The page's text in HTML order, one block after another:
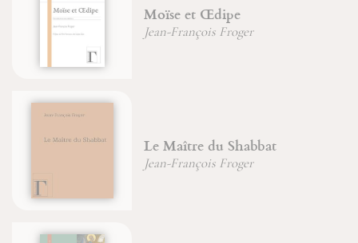
Moïse et Œdipe
Jean-François Froger
Le Maître du Shabbat
Jean-François Froger